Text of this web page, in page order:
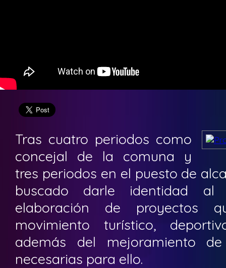
Tras cuatro periodos como
concejal de la comuna y
tres periodos en el puesto de
buscado darle identidad
elaboración de proyectos
movimiento turístico,
además del mejoramiento
necesarias para ello.